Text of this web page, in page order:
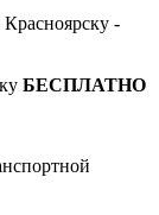
Красноярску -
БЕСПЛАТНО